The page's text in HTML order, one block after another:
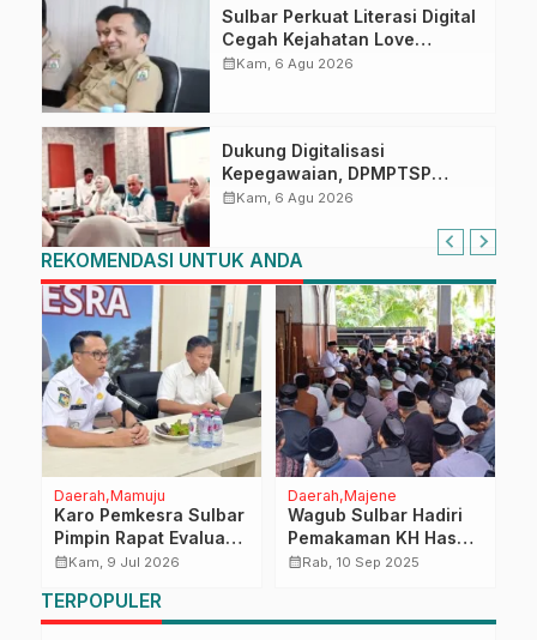
Sulbar Perkuat Literasi Digital
Cegah Kejahatan Love
Scamming
calendar_monthKam, 6 Agu 2026
Dukung Digitalisasi
Kepegawaian, DPMPTSP
Sulbar Siap Terapkan Aplikasi
calendar_monthKam, 6 Agu 2026
REKOMENDASI UNTUK ANDA
Daerah Mamuju
Karo Pemkesra Sulbar
Pimpin Rapat Evaluasi
Kinerja PPPK Paruh
Pelayanan
calendar_monthKam, 9 Jul 2026
Daerah Majene
Wagub Sulbar Hadiri
Pemakaman KH Hasan
Usi, Beri
Kharismatik
calendar_monthRab, 10 Sep 2025
TERPOPULER